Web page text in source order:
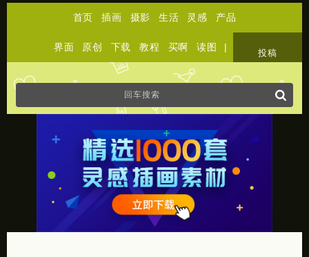
首页 插画 摄影 生活 灵感 产品
界面 原创 下载 教程 买啊 读图 |
投稿